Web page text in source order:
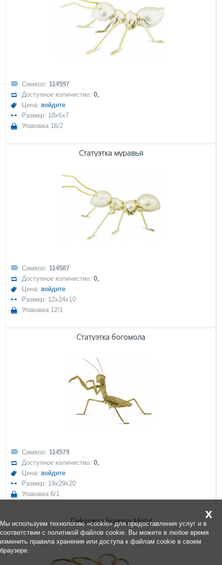
Символ: 114597
Доступное количество:0,
Цена: войдите
Размер: 18x6x7
Упаковка 16/2
Статуэтка муравья
Символ: 114587
Доступное количество:0,
Цена: войдите
Размер: 12x24x10
Упаковка 12/1
Статуэтка богомола
Символ: 114579
Доступное количество:0,
Цена: войдите
Размер: 19x29x20
Упаковка 6/1
Dekoracja Ścienna Motyl x
Мы используем технологию «cookie» для предоставления услуг и в
соответствии с политикой файлов cookie. Вы можете в любое время
изменить правила хранения или доступа к файлам cookie в своем
браузере.